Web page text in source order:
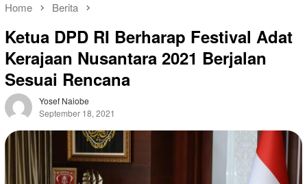
Home Berita
Ketua DPD RI Berharap Festival Adat
Kerajaan Nusantara 2021 Berjalan
Sesuai Rencana
Yosef Naiobe
September 18, 2021